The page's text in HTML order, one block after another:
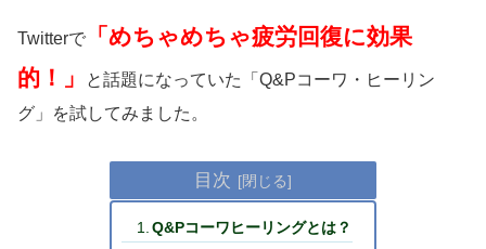
Twitterで
「めちゃめちゃ疲労回復に効果
的！」
と話題になっていた「Q&Pコーワ・ヒーリン
グ」を試してみました。
目次
Q&Pコーワヒーリングとは？